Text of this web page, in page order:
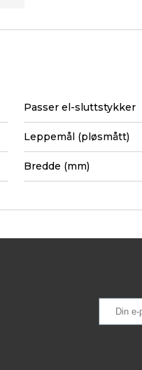
Passer el-sluttstykker
Leppemål (pløsmått)
Bredde (mm)